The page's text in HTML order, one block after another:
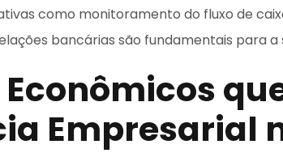
como monitoramento do fluxo de
bancárias são fundamentais para a
Econômicos
Empresarial